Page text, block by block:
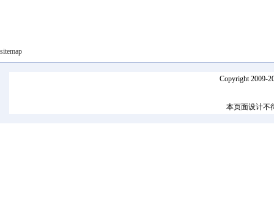
sitemap
Copyright 2009-
本页面设计不